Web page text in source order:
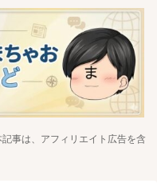
事は、アフィリエイト広告を含